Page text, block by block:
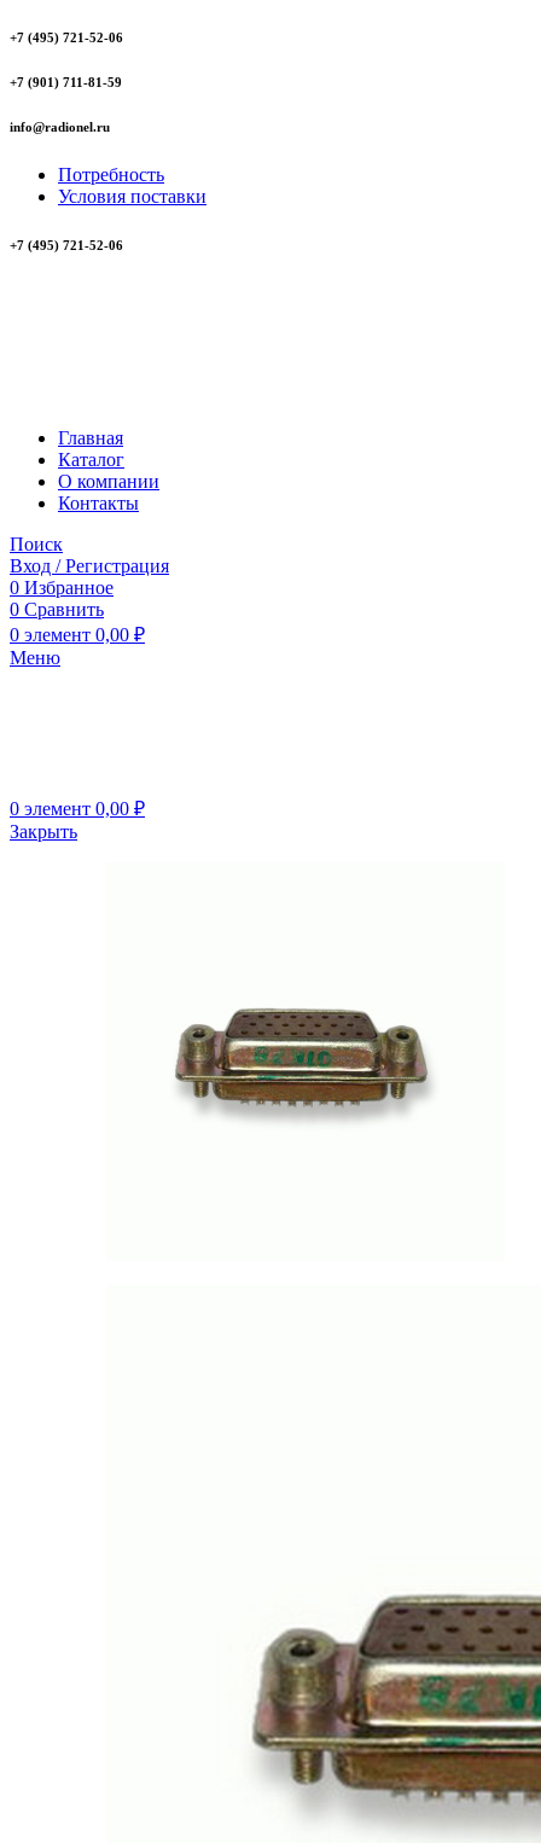
+7 (495) 721-52-06
+7 (901) 711-81-59
info@radionel.ru
Потребность
Условия поставки
+7 (495) 721-52-06
Главная
Каталог
О компании
Контакты
Поиск
Вход / Регистрация
0 Избранное
0 Сравнить
0 элемент 0,00 ₽
Меню
0 элемент 0,00 ₽
Закрыть